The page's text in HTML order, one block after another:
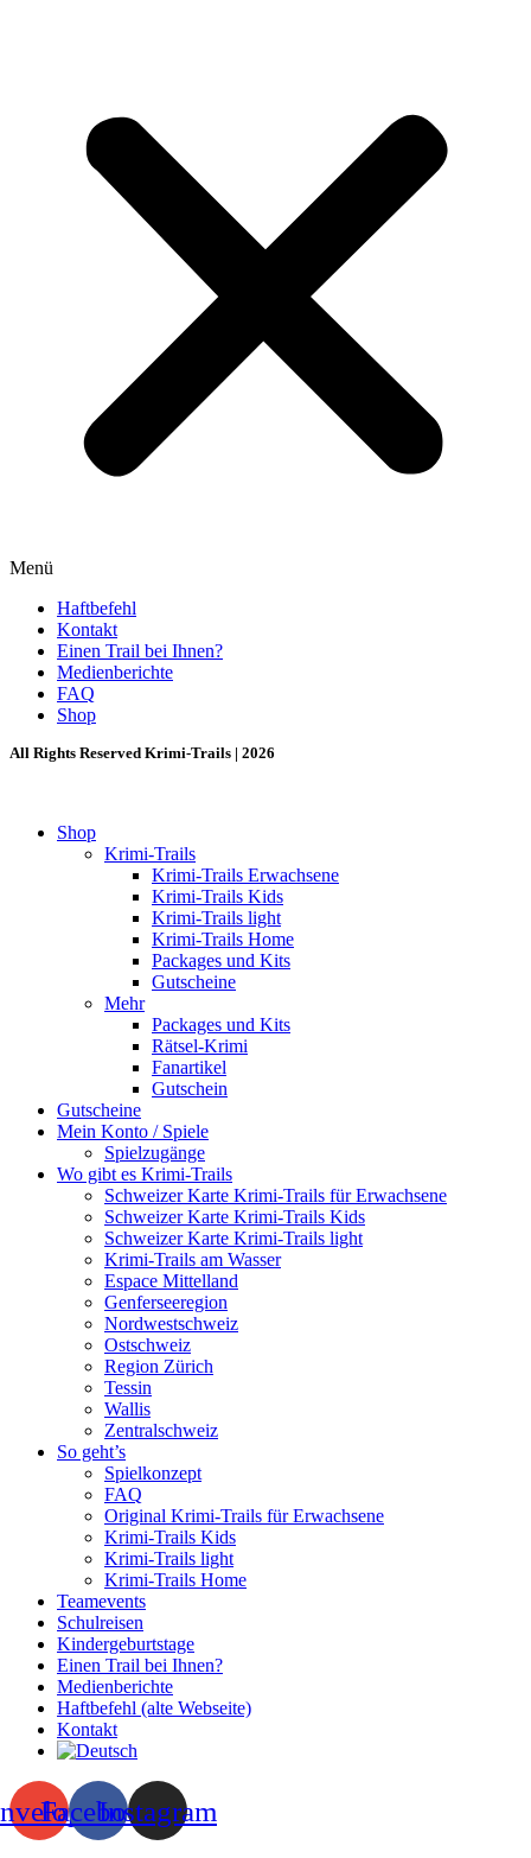
Menü
Haftbefehl
Kontakt
Einen Trail bei Ihnen?
Medienberichte
FAQ
Shop
All Rights Reserved Krimi-Trails | 2026
Shop
Krimi-Trails
Krimi-Trails Erwachsene
Krimi-Trails Kids
Krimi-Trails light
Krimi-Trails Home
Packages und Kits
Gutscheine
Mehr
Packages und Kits
Rätsel-Krimi
Fanartikel
Gutschein
Gutscheine
Mein Konto / Spiele
Spielzugänge
Wo gibt es Krimi-Trails
Schweizer Karte Krimi-Trails für Erwachsene
Schweizer Karte Krimi-Trails Kids
Schweizer Karte Krimi-Trails light
Krimi-Trails am Wasser
Espace Mittelland
Genferseeregion
Nordwestschweiz
Ostschweiz
Region Zürich
Tessin
Wallis
Zentralschweiz
So geht’s
Spielkonzept
FAQ
Original Krimi-Trails für Erwachsene
Krimi-Trails Kids
Krimi-Trails light
Krimi-Trails Home
Teamevents
Schulreisen
Kindergeburtstage
Einen Trail bei Ihnen?
Medienberichte
Haftbefehl (alte Webseite)
Kontakt
FacebookInstagram